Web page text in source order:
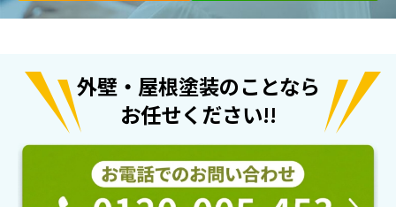
外壁・屋根塗装のことなら
お任せください!!